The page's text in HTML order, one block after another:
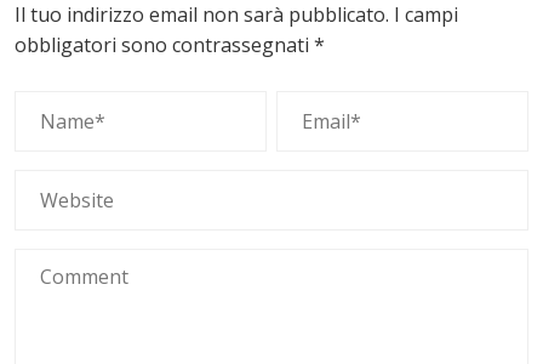
Il tuo indirizzo email non sarà pubblicato. I campi
obbligatori sono contrassegnati *